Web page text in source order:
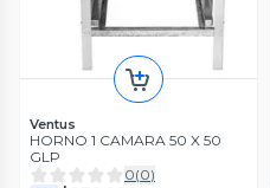
Ventus
HORNO 1 CAMARA 50 X 50
GLP
0(0)